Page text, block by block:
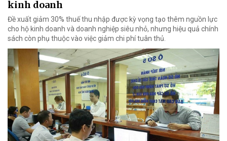
kinh doanh
Đề xuất giảm 30% thuế thu nhập được kỳ vọng tạo thêm nguồn lực
cho hộ kinh doanh và doanh nghiệp siêu nhỏ, nhưng hiệu quả chính
sách còn phụ thuộc vào việc giảm chi phí tuân thủ.